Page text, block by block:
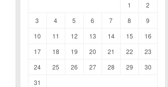
1
2
3
4 5 6 7 8
9
10
11 12 13 14 15
16
17
18 19 20 21 22
23
24
25 26 27 28 29
30
31